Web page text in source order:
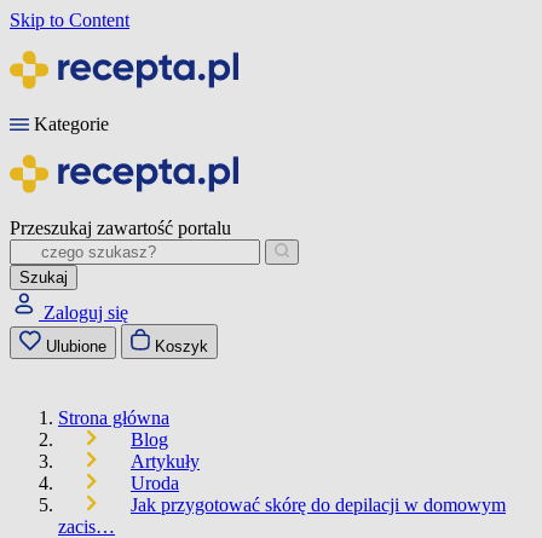
Skip to Content
Kategorie
Przeszukaj zawartość portalu
Szukaj
Zaloguj się
Ulubione Koszyk
Strona główna
Blog
Artykuły
Uroda
Jak przygotować skórę do depilacji w domowym
zacis…